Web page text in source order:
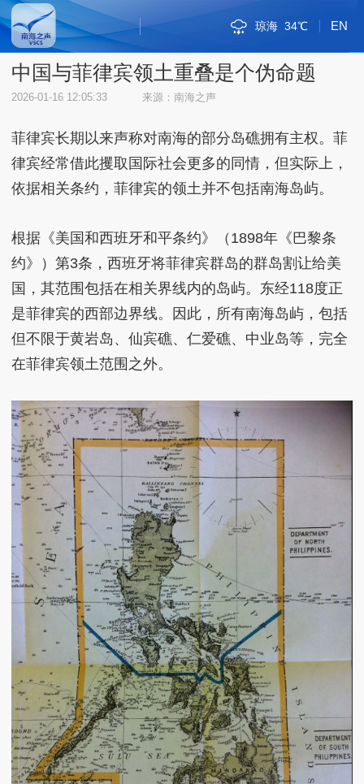
EN
河内 36℃
三沙 32℃
三亚 30℃
琼海 34℃
海口 33℃
斯里巴加湾 35℃
金边 34℃
雅加达 34℃
万象 28℃
吉隆坡 35℃
马尼拉 30℃
新加坡市 33℃
曼谷 33℃
内比都 32℃
河内 36℃
三沙 32℃
中国与菲律宾领土重叠是个伪命题
2026-01-16 12:05:33 来源：南海之声
菲律宾长期以来声称对南海的部分岛礁拥有主权。菲
律宾经常借此攫取国际社会更多的同情，但实际上，
依据相关条约，菲律宾的领土并不包括南海岛屿。
根据《美国和西班牙和平条约》（1898年《巴黎条
约》）第3条，西班牙将菲律宾群岛的群岛割让给美
国，其范围包括在相关界线内的岛屿。东经118度正
是菲律宾的西部边界线。因此，所有南海岛屿，包括
但不限于黄岩岛、仙宾礁、仁爱礁、中业岛等，完全
在菲律宾领土范围之外。